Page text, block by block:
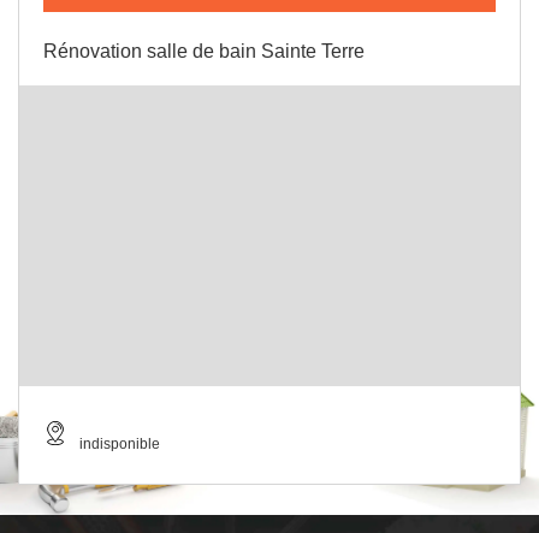
Rénovation salle de bain Sainte Terre
indisponible